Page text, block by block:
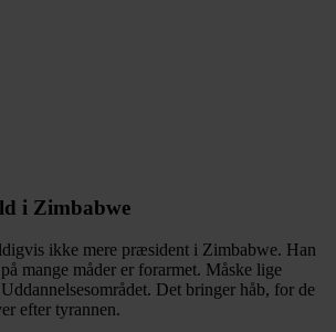
i Zimbabwe
ikke mere præsident i Zimbabwe. Han
mange måder er forarmet. Måske lige
Det bringer håb, for de
efter tyrannen.